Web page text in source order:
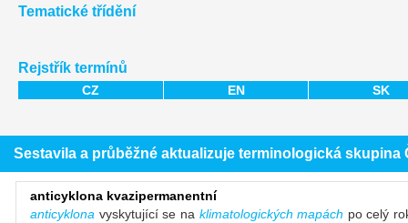
Tematické třídění
Rejstřík termínů
CZ EN SK
Sestavila a průběžné aktualizuje terminologická
anticyklona kvazipermanentní
anticyklona vyskytující se na klimatologických mapách po celý